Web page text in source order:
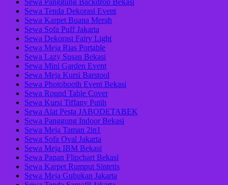
Sewa Panggung Backdrop Bekasi
Sewa Tenda Dekorasi Event
Sewa Karpet Buana Merah
Sewa Sofa Puff Jakarta
Sewa Dekorasi Fairy Light
Sewa Meja Rias Portable
Sewa Lazy Susan Bekasi
Sewa Mini Garden Event
Sewa Meja Kursi Barstool
Sewa Photobooth Event Bekasi
Sewa Round Table Cover
Sewa Kursi Tiffany Putih
Sewa Alat Pesta JABODETABEK
Sewa Panggung Indoor Bekasi
Sewa Meja Taman 2in1
Sewa Sofa Oval Jakarta
Sewa Meja IBM Bekasi
Sewa Papan Flipchart Bekasi
Sewa Karpet Rumput Sintetis
Sewa Meja Gubukan Jakarta